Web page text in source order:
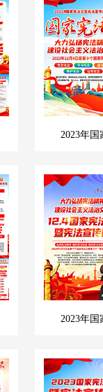
2023年
2023年